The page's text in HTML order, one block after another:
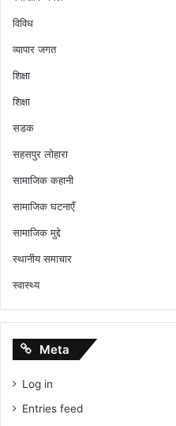
विविध
व्यापार जगत
शिक्षा
शिक्षा
सडक
सहसपुर लोहारा
सामाजिक कहानी
सामाजिक घटनाएँ
सामाजिक मुद्दे
स्थानीय समाचार
स्वास्थ्य
Meta
Log in
Entries feed